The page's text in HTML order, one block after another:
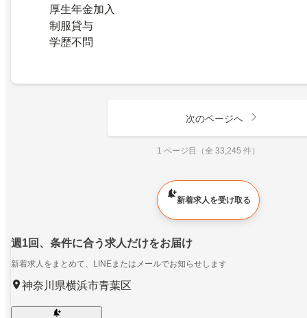
厚生年金加入
制服貸与
学歴不問
次のページへ
1 ページ目（全 33,245 件）
新着求人を受け取る
週1回、条件に合う求人だけをお届け
新着求人をまとめて、LINEまたはメールでお知らせします
神奈川県横浜市青葉区